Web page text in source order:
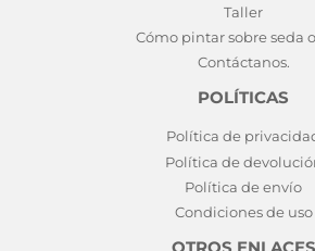
Taller
Cómo pintar sobre seda
Contáctanos.
POLÍTICAS
Política de
Política de
Política de envío
Condiciones de uso